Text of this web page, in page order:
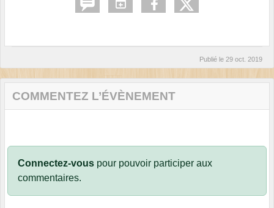
Publié le 29 oct. 2019
COMMENTEZ L’ÉVÈNEMENT
Connectez-vous pour pouvoir participer aux
commentaires.